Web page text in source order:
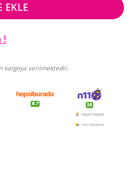
EKLE
!
kargoya verilmektedir.